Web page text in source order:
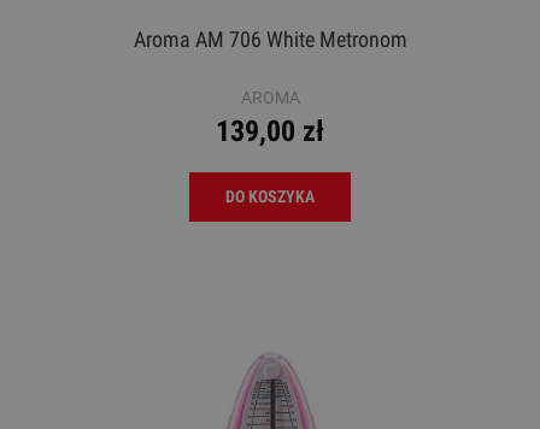
Aroma AM 706 White Metronom
AROMA
139,00 zł
DO KOSZYKA